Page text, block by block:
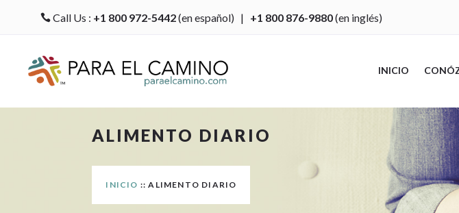
Call Us : +1 800 972-5442(en español) | +1 800 876-9880(en inglés)
INICIO
ALIMENTO DIARIO
INICIO :: ALIMENTO DIARIO